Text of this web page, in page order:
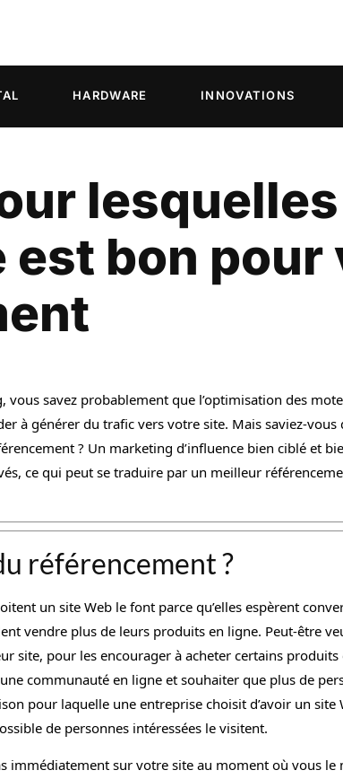
HARDWARE INNOVATIONS
est bon pour
vous savez probablement que l’optimisation des
à générer du trafic vers votre site. Mais saviez-vous
? Un marketing d’influence bien ciblé et
ce qui peut se traduire par un meilleur
référencement ?
un site Web le font parce qu’elles espèrent
vendre plus de leurs produits en ligne. Peut-être
site, pour les encourager à acheter certains produits
communauté en ligne et souhaiter que plus de
pour laquelle une entreprise choisit d’avoir un site
de personnes intéressées le visitent.
immédiatement sur votre site au moment où vous le